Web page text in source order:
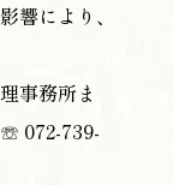
響により、
事務所ま
072-739-